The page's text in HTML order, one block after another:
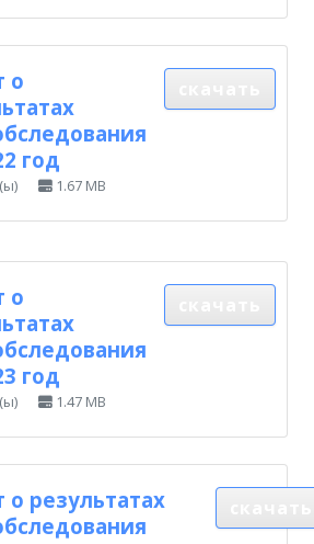
о
год
1.67 MB
о
год
1.47 MB
о результатах